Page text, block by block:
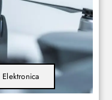
Elektronica